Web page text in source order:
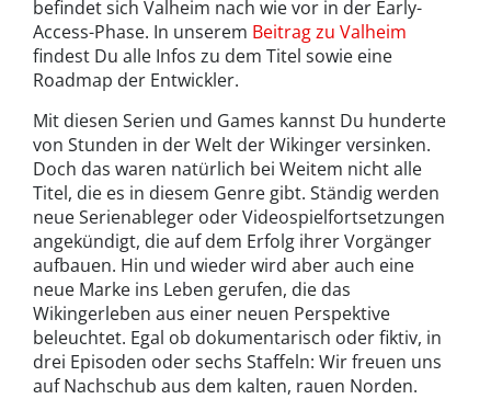
befindet sich Valheim nach wie vor in der Early-
Access-Phase. In unserem Beitrag zu Valheim
findest Du alle Infos zu dem Titel sowie eine
Roadmap der Entwickler.
Mit diesen Serien und Games kannst Du hunderte
von Stunden in der Welt der Wikinger versinken.
Doch das waren natürlich bei Weitem nicht alle
Titel, die es in diesem Genre gibt. Ständig werden
neue Serienableger oder Videospielfortsetzungen
angekündigt, die auf dem Erfolg ihrer Vorgänger
aufbauen. Hin und wieder wird aber auch eine
neue Marke ins Leben gerufen, die das
Wikingerleben aus einer neuen Perspektive
beleuchtet. Egal ob dokumentarisch oder fiktiv, in
drei Episoden oder sechs Staffeln: Wir freuen uns
auf Nachschub aus dem kalten, rauen Norden.